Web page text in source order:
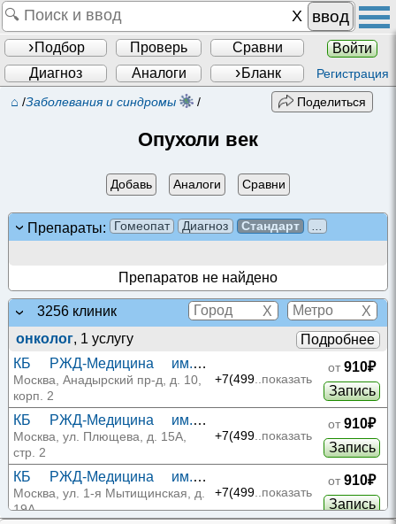
ввод
Подбор Проверь Сравни
Войти
Диагноз
Аналоги Бланк Регистрация
⌂ /Заболевания и синдромы / Поделиться
Опухоли век
Добавь Аналоги Сравни
Препараты: Гомеопат Диагноз Стандарт
Препаратов не найдено
3256 клиник X
X
онколог, 1 услугу
Подробнее
КБ РЖД-Медицина им.
Н.А. Семашко в
Анадырском проезде
Москва, Анадырский пр-д, д. 10,
корп. 2
+7(499 ..показать
от 910₽
Запись
КБ РЖД-Медицина им.
Н.А. Семашко на
Плющева
Москва, ул. Плющева, д. 15А,
стр. 2
+7(499 ..показать
от 910₽
Запись
КБ РЖД-Медицина им.
Н.А. Семашко на 1-й
Мытищинской
Москва, ул. 1-я Мытищинская, д.
19А
+7(499 ..показать
от 910₽
Запись